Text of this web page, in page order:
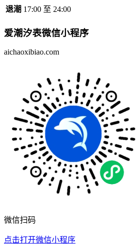
退潮 17:00 至 24:00
爱潮汐表微信小程序
aichaoxibiao.com
微信扫码
点击打开微信小程序